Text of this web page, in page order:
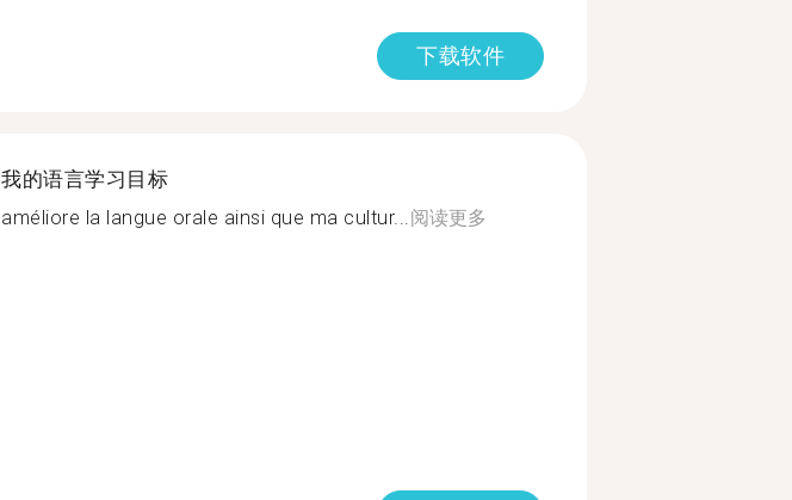
下载软件
我的语言学习目标
améliore la langue orale ainsi que ma cultur...阅读更多